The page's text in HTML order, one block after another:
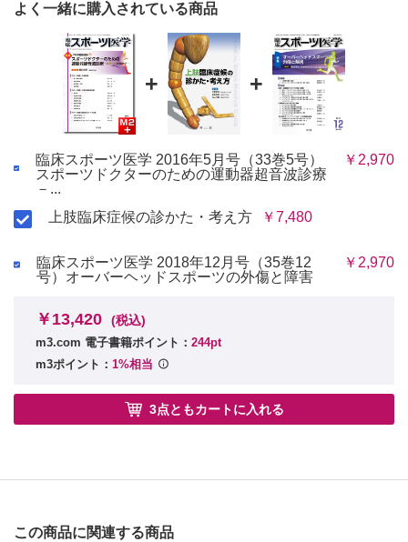
よく一緒に購入されている商品
+ +
臨床スポーツ医学 2016年5月号（33巻5号）
スポーツドクターのための運動器超音波診療
－...
￥2,970
上肢臨床症候の診かた・考え方 ￥7,480
臨床スポーツ医学 2018年12月号（35巻12
号）オーバーヘッドスポーツの外傷と障害
￥2,970
￥13,420 (税込)
m3.com 電子書籍ポイント： 244pt
m3ポイント： 1%相当
3点ともカートに入れる
この商品に関連する商品